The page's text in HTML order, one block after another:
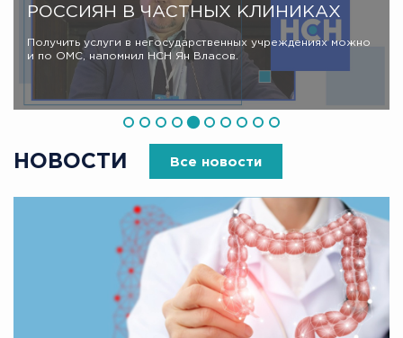
РОССИЯН В ЧАСТНЫХ КЛИНИКАХ
Получить услуги в негосударственных учреждениях можно
и по ОМС, напомнил НСН Ян Власов.
НОВОСТИ Все новости